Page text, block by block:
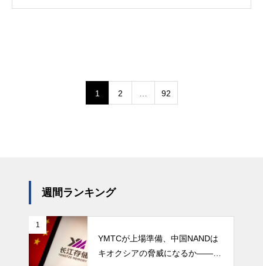
1 2 92
週間ランキング
1
YMTCが上場準備、中国NANDは
キオクシアの脅威になるか――AI